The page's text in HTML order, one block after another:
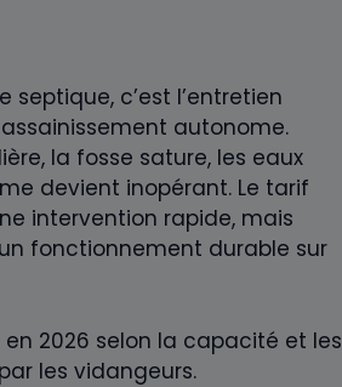
septique, c’est l’entretien
autonome.
la fosse sature, les eaux
devient inopérant. Le tarif
intervention rapide, mais
fonctionnement durable sur
2026 selon la capacité et les
les vidangeurs.